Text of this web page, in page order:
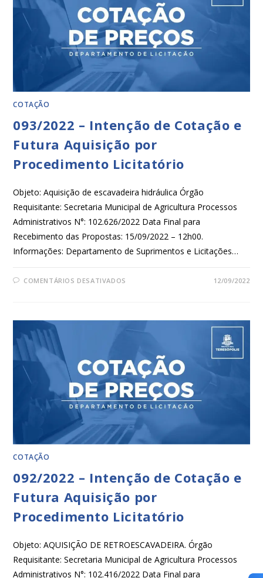
COTAÇÃO
093/2022 – Intenção de Cotação e
Futura Aquisição por
Procedimento Licitatório
Objeto: Aquisição de escavadeira hidráulica Órgão
Requisitante: Secretaria Municipal de Agricultura Processos
Administrativos N°: 102.626/2022 Data Final para
Recebimento das Propostas: 15/09/2022 – 12h00.
Informações: Departamento de Suprimentos e Licitações…
COMENTÁRIOS DESATIVADOS 12/09/2022
COTAÇÃO
092/2022 – Intenção de Cotação e
Futura Aquisição por
Procedimento Licitatório
Objeto: AQUISIÇÃO DE RETROESCAVADEIRA. Órgão
Requisitante: Secretaria Municipal de Agricultura Processos
Administrativos N°: 102.416/2022 Data Final para